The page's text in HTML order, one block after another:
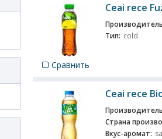
Сравнить
Ceai rece
Тип: cold
Ceai rece
Страна
Вкус-аромат: